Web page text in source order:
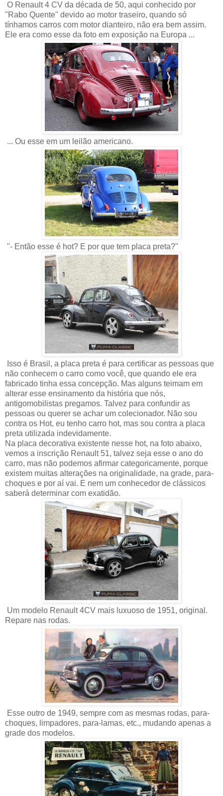
O Renault 4 CV da década de 50, aqui conhecido por
"Rabo Quente" devido ao motor traseiro, quando só
tínhamos carros com motor dianteiro, não era bem assim.
Ele era como esse da foto em exposição na Europa ...
... Ou esse em um leilão americano.
"- Então esse é hot? E por que tem placa preta?"
Isso é Brasil, a placa preta é para certificar as pessoas que
não conhecem o carro como você, que quando ele era
fabricado tinha essa concepção. Mas alguns teimam em
alterar esse ensinamento da história que nós,
antigomobilistas pregamos. Talvez para confundir as
pessoas ou querer se achar um colecionador. Não sou
contra os Hot, eu tenho carro hot, mas sou contra a placa
preta utilizada indevidamente.
Na placa decorativa existente nesse hot, na foto abaixo,
vemos a inscrição Renault 51, talvez seja esse o ano do
carro, mas não podemos afirmar categoricamente, porque
existem muitas alterações na originalidade, na grade, para-
choques e por aí vai. E nem um conhecedor de clássicos
saberá determinar com exatidão.
Um modelo Renault 4CV mais luxuoso de 1951, original.
Repare nas rodas.
Esse outro de 1949, sempre com as mesmas rodas, para-
choques, limpadores, para-lamas, etc., mudando apenas a
grade dos modelos.